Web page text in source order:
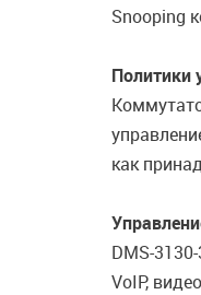
Snooping
Политики
как
DMS-
VoIP,